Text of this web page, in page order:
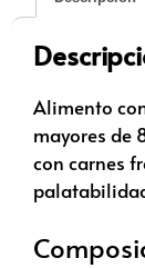
Alimento
mayores de
con carnes